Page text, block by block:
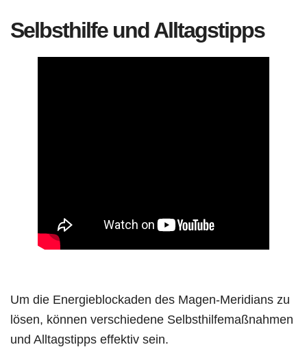
Selbsthilfe und Alltagstipps
Um die Energieblockaden des Magen-Meridians zu
lösen, können verschiedene Selbsthilfemaßnahmen
und Alltagstipps effektiv sein.